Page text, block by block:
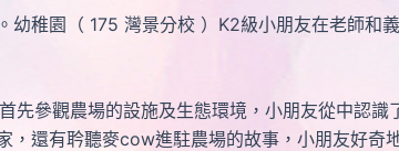
幼稚園（ 175 灣景分校 ）K2級小朋友在老師
參觀農場的設施及生態環境，小朋友從中認識
，還有耹聽麥cow進駐農場的故事，小朋友好奇